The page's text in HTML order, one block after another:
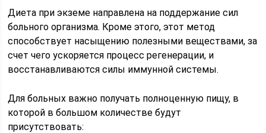
Диета при экземе направлена на поддержание сил
больного организма. Кроме этого, этот метод
способствует насыщению полезными веществами, за
счет чего ускоряется процесс регенерации, и
восстанавливаются силы иммунной системы.
Для больных важно получать полноценную пищу, в
которой в большом количестве будут
присутствовать: